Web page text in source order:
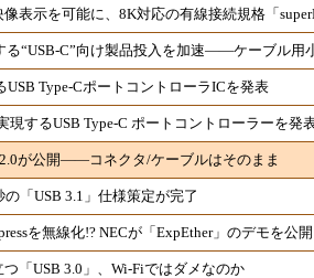
表示を可能に、8K対応の有線接続規格「
る“USB-C”向け製品投入を加速――ケーブル用
Type-CポートコントローラICを発表
現するUSB Type-C ポートコントローラーを発
が公開――コネクタ/ケーブルはそのまま
「USB 3.1」仕様策定が完了
を無線化!? NECが「ExpEther」のデモを公開
「USB 3.0」、Wi-Fiではダメなのか